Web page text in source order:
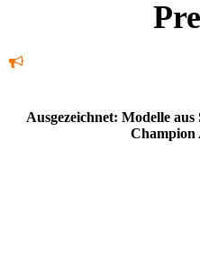
Ausgezeichnet: Modelle
Champion